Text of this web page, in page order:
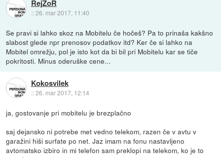
RejZoR
::26. mar 2017, 11:40
Se pravi si lahko skoz na Mobitelu če hočeš? Pa to prinaša kakšno
slabost glede npr prenosov podatkov itd? Ker če si lahko na
Mobitel omrežju, pol je isto kot da bi bil pri Mobitelu kar se tiče
pokritosti. Minus oderuške cene...
Kokosvilek
::26. mar 2017, 12:14
ja, gostovanje pri mobitelu je brezplačno
saj dejansko ni potrebe met vedno telekom, razen če v avtu v
garažini hiši surfate po net. Jaz imam na fonu nastavljeno
avtomatsko izbiro in mi telefon sam preklopi na telekom, ko je to